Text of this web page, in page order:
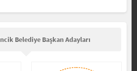
Belediye Başkan Adayları